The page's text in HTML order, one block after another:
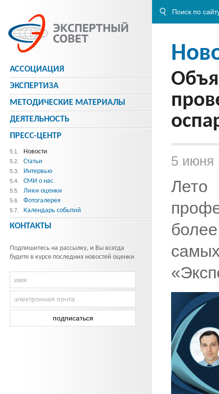
5 июня
АССОЦИАЦИЯ
ЭКСПЕРТИЗА
МЕТОДИЧЕСКИE МАТЕРИАЛЫ
ДЕЯТЕЛЬНОСТЬ
ПРЕСС-ЦЕНТР
5.1. Новости
5.2. Статьи
5.3. Интервью
5.4. СМИ о нас
5.5. Лики оценки
5.6. Фотогалерея
5.7. Календарь событий
КОНТАКТЫ
Подпишитесь на рассылку, и Вы всегда
будете в курсе последних новостей оценки